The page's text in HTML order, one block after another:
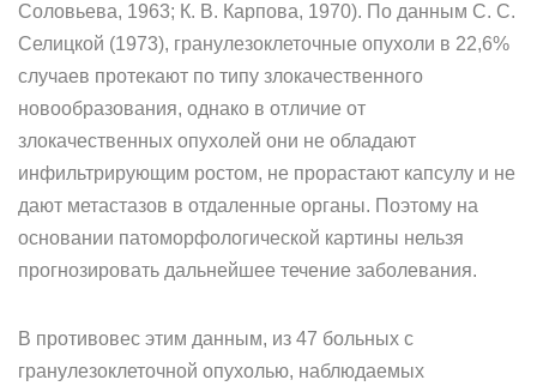
Соловьева, 1963; К. В. Карпова, 1970). По данным С. С.
Селицкой (1973), гранулезоклеточные опухоли в 22,6%
случаев протекают по типу злокачественного
новообразования, однако в отличие от
злокачественных опухолей они не обладают
инфильтрирующим ростом, не прорастают капсулу и не
дают метастазов в отдаленные органы. Поэтому на
основании патоморфологической картины нельзя
прогнозировать дальнейшее течение заболевания.
В противовес этим данным, из 47 больных с
гранулезоклеточной опухолью, наблюдаемых